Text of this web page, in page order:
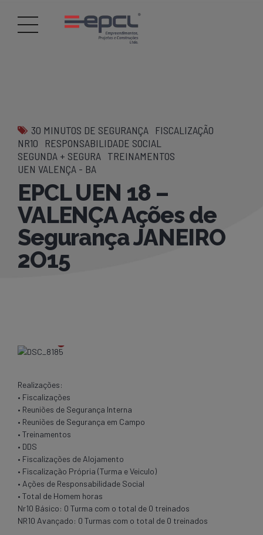
30 MINUTOS DE SEGURANÇA FISCALIZAÇÃO
NR10
RESPONSABILIDADE SOCIAL
SEGUNDA + SEGURA TREINAMENTOS
UEN VALENÇA - BA
EPCL UEN 18 –
VALENÇA Ações de
Segurança JANEIRO
2O15
Realizações:
• Fiscalizações
• Reuniões de Segurança Interna
• Reuniões de Segurança em Campo
• Treinamentos
• DDS
• Fiscalizações de Alojamento
• Fiscalização Própria (Turma e Veiculo)
• Ações de Responsabilidade Social
• Total de Homem horas
Nr10 Básico: 0 Turma com o total de 0 treinados
NR10 Avançado: 0 Turmas com o total de 0 treinados